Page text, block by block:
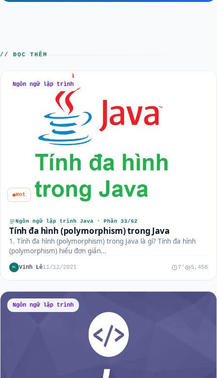
// ĐỌC THÊM
Ngôn ngữ lập trình
Hot
Ngôn ngữ lập trình Java · Phần 33/62
Tính đa hình (polymorphism) trong Java
1. Tính đa hình (polymorphism) trong Java là gì? Tính đa hình
(polymorphism) hiểu đơn giản...
VL Vinh Lê11/12/2021 7' 5,458
Ngôn ngữ lập trình